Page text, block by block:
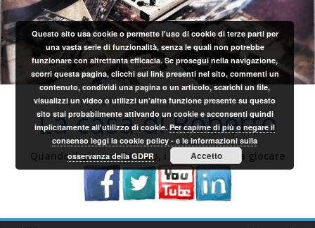
Salta
al
contenuto
La casa di Roberto
Quando il gioco si fa duro, i sardi iniziano a giocare
Questo sito usa cookie o permette l'uso di cookie di terze parti per
una vasta serie di funzionalità, senza le quali non potrebbe
funzionare con altrettanta efficacia. Se prosegui nella navigazione,
scorri questa pagina, clicchi sui link presenti nel sito, commenti un
contenuto, condividi una pagina o un articolo, scarichi un file,
visualizzi un video o utilizzi un'altra funzione presente su questo
sito stai probabilmente attivando un cookie e acconsenti quindi
implicitamente all'utilizzo di cookie.Per capirne di più o negare il
consenso leggi la cookie policy - e le informazioni sulla
osservanza della GDPR
Accetto